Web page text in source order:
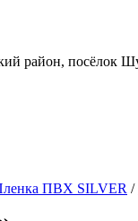
район, посёлок
ПВХ SILVER /